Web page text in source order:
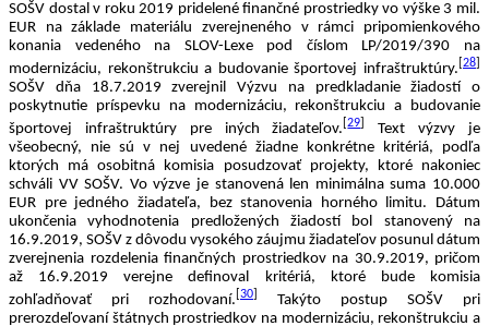
SOŠV dostal v roku 2019 pridelené finančné prostriedky vo výške 3 mil.
EUR na základe materiálu zverejneného v rámci pripomienkového
konania vedeného na SLOV-Lexe pod číslom LP/2019/390 na
modernizáciu, rekonštrukciu a budovanie športovej infraštruktúry. 28
SOŠV dňa 18.7.2019 zverejnil Výzvu na predkladanie žiadostí o
poskytnutie príspevku na modernizáciu, rekonštrukciu a budovanie
športovej infraštruktúry pre iných žiadateľov. [29
Text výzvy je
všeobecný, nie sú v nej uvedené žiadne konkrétne kritériá, podľa
ktorých má osobitná komisia posudzovať projekty, ktoré nakoniec
schváli VV SOŠV. Vo výzve je stanovená len minimálna suma 10.000
EUR pre jedného žiadateľa, bez stanovenia horného limitu. Dátum
ukončenia vyhodnotenia predložených žiadostí bol stanovený na
16.9.2019, SOŠV z dôvodu vysokého záujmu žiadateľov posunul dátum
zverejnenia rozdelenia finančných prostriedkov na 30.9.2019, pričom
až 16.9.2019 verejne definoval kritériá, ktoré bude komisia
zohľadňovať pri rozhodovaní. 30
Takýto postup SOŠV pri
prerozdeľovaní štátnych prostriedkov na modernizáciu, rekonštrukciu a